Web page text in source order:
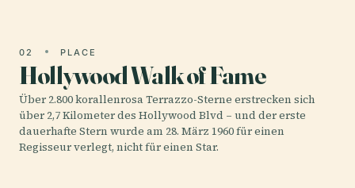
02 PLACE
Hollywood Walk of Fame
Über 2.800 korallenrosa Terrazzo-Sterne erstrecken sich
über 2,7 Kilometer des Hollywood Blvd – und der erste
dauerhafte Stern wurde am 28. März 1960 für einen
Regisseur verlegt, nicht für einen Star.